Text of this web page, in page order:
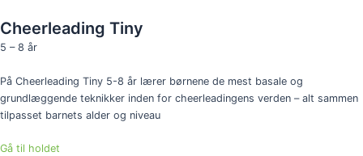
Cheerleading Tiny
5 – 8 år
På Cheerleading Tiny 5-8 år lærer børnene de mest basale og
grundlæggende teknikker inden for cheerleadingens verden – alt sammen
tilpasset barnets alder og niveau
Gå til holdet